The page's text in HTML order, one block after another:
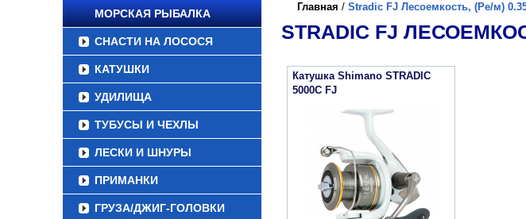
МОРСКАЯ РЫБАЛКА
СНАСТИ НА ЛОСОСЯ
КАТУШКИ
УДИЛИЩА
ТУБУСЫ И ЧЕХЛЫ
ЛЕСКИ И ШНУРЫ
ПРИМАНКИ
ГРУЗА/ДЖИГ-ГОЛОВКИ
Главная / Stradic FJ Лесоемкость, (Ре/м)
STRADIC FJ
Катушка Shimano STRADIC
5000C FJ